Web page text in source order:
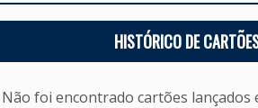
HISTÓRICO DE
Não foi encontrado cartões lançados